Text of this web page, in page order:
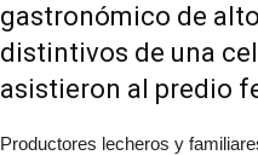
gastronómico de
distintivos de una
asistieron al predio
Productores lecheros y